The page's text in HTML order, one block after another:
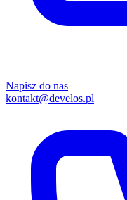
Napisz do nas
kontakt@develos.pl